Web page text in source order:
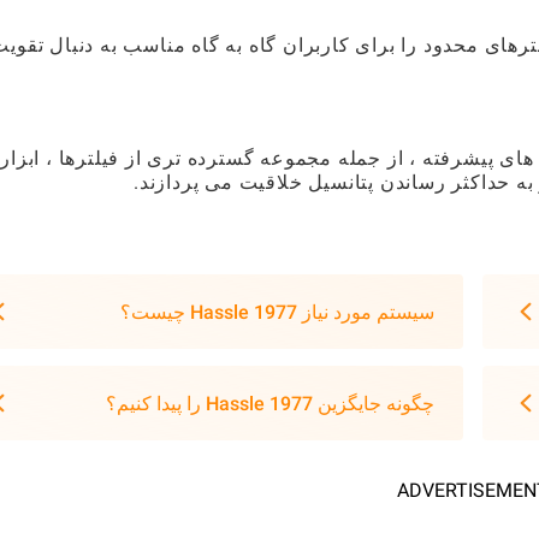
محدود را برای کاربران گاه به گاه مناسب به دنبال
ویژگی های پیشرفته ، از جمله مجموعه گسترده تری از فیلترها ،
حداکثر رساندن پتانسیل خلاقیت می پردازند.
سیستم مورد نیاز Hassle 1977 چیست؟
چگونه جایگزین Hassle 1977 را پیدا کنیم؟